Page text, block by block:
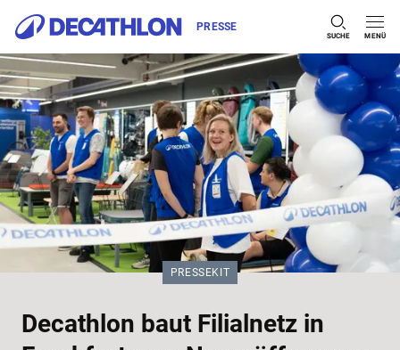
Zum Inhalt springen
PRESSE
SUCHE MENÜ
Decathlon baut Filialnetz in
KATEGORIE:
PRESSEKIT